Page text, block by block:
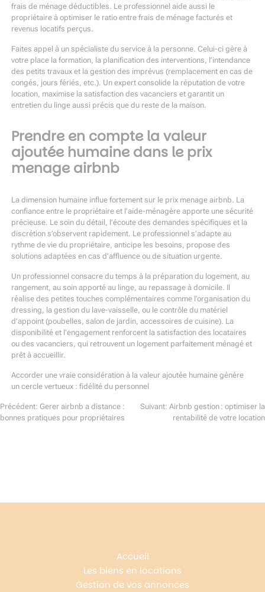
frais de ménage déductibles. Le professionnel aide aussi le
propriétaire à optimiser le ratio entre frais de ménage facturés et
revenus locatifs perçus.
Faites appel à un spécialiste du service à la personne. Celui-ci gère à
votre place la formation, la planification des interventions, l’intendance
des petits travaux et la gestion des imprévus (remplacement en cas de
congés, jours fériés, etc.). Un expert consolide la réputation de votre
location, maximise la satisfaction des vacanciers et garantit un
entretien du linge aussi précis que du reste de la maison.
Prendre en compte la valeur
ajoutée humaine dans le prix
menage airbnb
La dimension humaine influe fortement sur le prix menage airbnb. La
confiance entre le propriétaire et l’aide-ménagère apporte une sécurité
précieuse. Le soin du détail, l’écoute des demandes spécifiques et la
discrétion s’observent rapidement. Le professionnel s’adapte au
rythme de vie du propriétaire, anticipe les besoins, propose des
solutions adaptées en cas d’affluence ou de situation urgente.
Un professionnel consacre du temps à la préparation du logement, au
rangement, au soin apporté au linge, au repassage à domicile. Il
réalise des petites touches complémentaires comme l’organisation du
dressing, la gestion du lave-vaisselle, ou le contrôle du matériel
d’appoint (poubelles, salon de jardin, accessoires de cuisine). La
disponibilité et l’engagement renforcent la satisfaction des locataires
ou des vacanciers, qui retrouvent un logement parfaitement ménagé et
prêt à accueillir.
Accorder une vraie considération à la valeur ajoutée humaine génère
un cercle vertueux : fidélité du personnel
Navigation
Précédent: Gerer airbnb a distance :
bonnes pratiques pour propriétaires
Suivant: Airbnb gestion : optimiser la
rentabilité de votre location
Accueil
Les biens en locations
Gestion de vos annonces